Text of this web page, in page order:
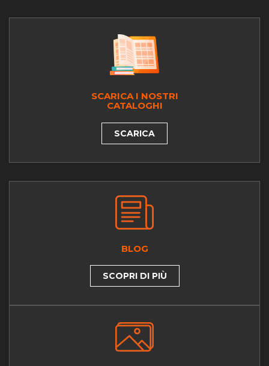
SCARICA I NOSTRI
CATALOGHI
SCARICA
BLOG
SCOPRI DI PIÙ